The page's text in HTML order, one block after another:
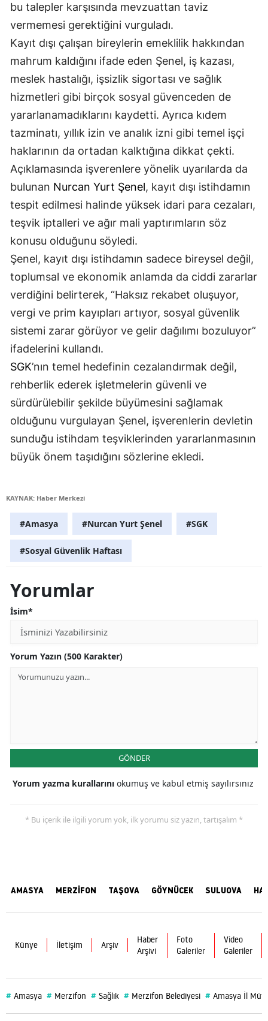
bu talepler karşısında mevzuattan taviz
vermemesi gerektiğini vurguladı.
Kayıt dışı çalışan bireylerin emeklilik hakkından
mahrum kaldığını ifade eden Şenel, iş kazası,
meslek hastalığı, işsizlik sigortası ve sağlık
hizmetleri gibi birçok sosyal güvenceden de
yararlanamadıklarını kaydetti. Ayrıca kıdem
tazminatı, yıllık izin ve analık izni gibi temel işçi
haklarının da ortadan kalktığına dikkat çekti.
Açıklamasında işverenlere yönelik uyarılarda da
bulunan Nurcan Yurt Şenel, kayıt dışı istihdamın
tespit edilmesi halinde yüksek idari para cezaları,
teşvik iptalleri ve ağır mali yaptırımların söz
konusu olduğunu söyledi.
Şenel, kayıt dışı istihdamın sadece bireysel değil,
toplumsal ve ekonomik anlamda da ciddi zararlar
verdiğini belirterek, “Haksız rekabet oluşuyor,
vergi ve prim kayıpları artıyor, sosyal güvenlik
sistemi zarar görüyor ve gelir dağılımı bozuluyor”
ifadelerini kullandı.
SGK’nın temel hedefinin cezalandırmak değil,
rehberlik ederek işletmelerin güvenli ve
sürdürülebilir şekilde büyümesini sağlamak
olduğunu vurgulayan Şenel, işverenlerin devletin
sunduğu istihdam teşviklerinden yararlanmasının
büyük önem taşıdığını sözlerine ekledi.
KAYNAK: Haber Merkezi
#Amasya #Nurcan Yurt Şenel #SGK
#Sosyal Güvenlik Haftası
Yorumlar
İsim*
Yorum Yazın (500 Karakter)
GÖNDER
Yorum yazma kurallarını okumuş ve kabul etmiş sayılırsınız
* Bu içerik ile ilgili yorum yok, ilk yorumu siz yazın, tartışalım *
AMASYA MERZİFON TAŞOVA GÖYNÜCEK SULUOVA
Künye İletişim Arşiv
Haber
Arşivi
Foto
Galeriler
Video
Galeriler
# Amasya # Merzifon # Sağlık # Merzifon Belediyesi # Amasya İl